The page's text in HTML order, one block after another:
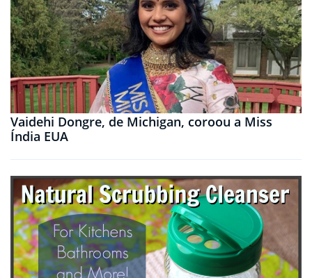
Vaidehi Dongre, de Michigan, coroou a Miss
Índia EUA